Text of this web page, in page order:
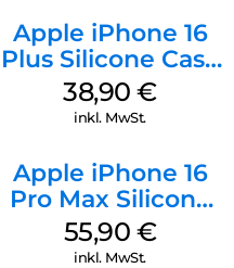
Apple iPhone 16
Plus Silicone Case
MagSafe Denim
38,90€
inkl. MwSt.
Apple iPhone 16
Pro Max Silicone
Case MagSafe
Stone Gray
55,90 €
inkl. MwSt.